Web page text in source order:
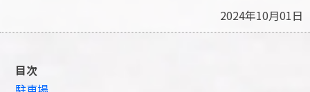
2024年10月01日
目次